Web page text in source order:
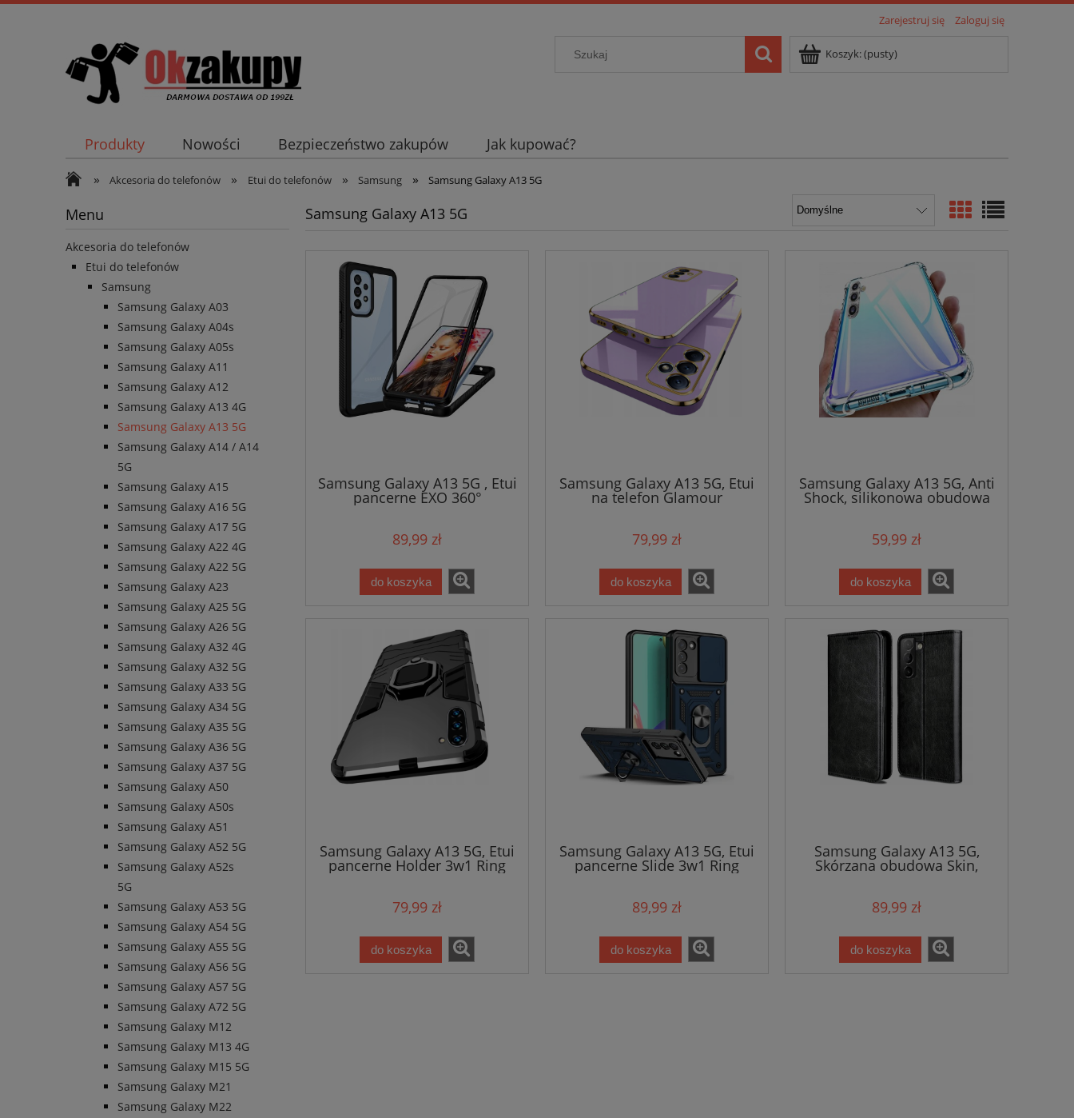
Zarejestruj się Zaloguj się
Koszyk:(pusty)
Produkty Nowości Bezpieczeństwo zakupów Jak kupować?
» Akcesoria do telefonów » Etui do telefonów » Samsung » Samsung Galaxy A13 5G
Menu
Akcesoria do telefonów
Etui do telefonów
Samsung
Samsung Galaxy A03
Samsung Galaxy A04s
Samsung Galaxy A05s
Samsung Galaxy A11
Samsung Galaxy A12
Samsung Galaxy A13 4G
Samsung Galaxy A13 5G
Samsung Galaxy A14 / A14
5G
Samsung Galaxy A15
Samsung Galaxy A16 5G
Samsung Galaxy A17 5G
Samsung Galaxy A22 4G
Samsung Galaxy A22 5G
Samsung Galaxy A23
Samsung Galaxy A25 5G
Samsung Galaxy A26 5G
Samsung Galaxy A32 4G
Samsung Galaxy A32 5G
Samsung Galaxy A33 5G
Samsung Galaxy A34 5G
Samsung Galaxy A35 5G
Samsung Galaxy A36 5G
Samsung Galaxy A37 5G
Samsung Galaxy A50
Samsung Galaxy A50s
Samsung Galaxy A51
Samsung Galaxy A52 5G
Samsung Galaxy A52s
5G
Samsung Galaxy A53 5G
Samsung Galaxy A54 5G
Samsung Galaxy A55 5G
Samsung Galaxy A56 5G
Samsung Galaxy A57 5G
Samsung Galaxy A72 5G
Samsung Galaxy M12
Samsung Galaxy M13 4G
Samsung Galaxy M15 5G
Samsung Galaxy M21
Samsung Galaxy M22
Samsung Galaxy A13 5G
Samsung Galaxy A13 5G , Etui
pancerne EXO 360°
89,99 zł
do koszyka
Samsung Galaxy A13 5G, Etui
na telefon Glamour
79,99 zł
do koszyka
Samsung Galaxy A13 5G, Anti
Shock, silikonowa obudowa
59,99 zł
do koszyka
Samsung Galaxy A13 5G, Etui
pancerne Holder 3w1 Ring
79,99 zł
do koszyka
Samsung Galaxy A13 5G, Etui
pancerne Slide 3w1 Ring
89,99 zł
do koszyka
Samsung Galaxy A13 5G,
Skórzana obudowa Skin,
89,99 zł
do koszyka